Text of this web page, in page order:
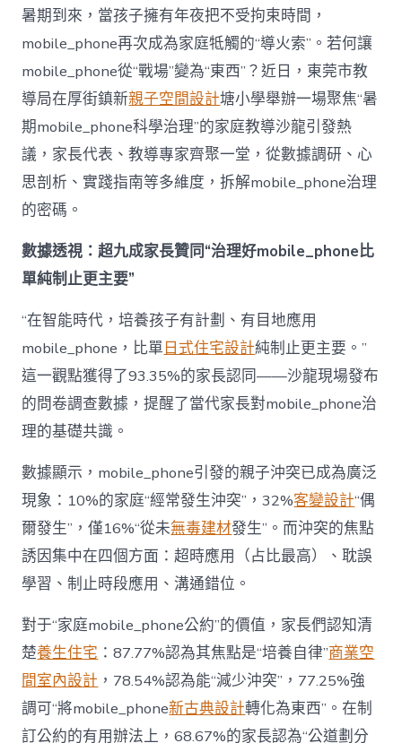
治
理
難
題？
讓
mobilJIUYI
俱
意
空
間
設
成
為
東
西”，
而
非
“家
庭
中
暑期到來，當孩子擁有年夜把不受拘束時間，
mobile_phone再次成為家庭牴觸的“導火索”。若何讓
mobile_phone從“戰場”變為“東西”？近日，東莞市教
導局在厚街鎮新親子空間設計塘小學舉辦一場聚焦“暑
期mobile_phone科學治理”的家庭教導沙龍引發熱
議，家長代表、教導專家齊聚一堂，從數據調研、心
思剖析、實踐指南等多維度，拆解mobile_phone治理
的密碼。
數據透視：超九成家長贊同“治理好mobile_phone比
單純制止更主要”
“在智能時代，培養孩子有計劃、有目地應用
mobile_phone，比單日式住宅設計純制止更主要。”
這一觀點獲得了93.35%的家長認同——沙龍現場發布
的問卷調查數據，提醒了當代家長對mobile_phone治
理的基礎共識。
數據顯示，mobile_phone引發的親子沖突已成為廣泛
現象：10%的家庭“經常發生沖突”，32%客變設計“偶
爾發生”，僅16%“從未無毒建材發生”。而沖突的焦點
誘因集中在四個方面：超時應用（占比最高）、耽誤
學習、制止時段應用、溝通錯位。
對于“家庭mobile_phone公約”的價值，家長們認知清
楚養生住宅 ：87.77%認為其焦點是“培養自律”商業空
間室內設計 ，78.54%認為能“減少沖突”，77.25%強
調可“將mobile_phone新古典設計轉化為東西”。在制
訂公約的有用辦法上，68.67%的家長認為“公道劃分